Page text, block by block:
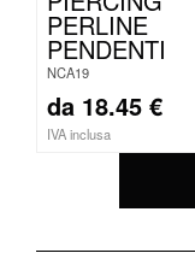
PERLINE
PENDENTI
NCA19
da 18.45 €
IVA inclusa